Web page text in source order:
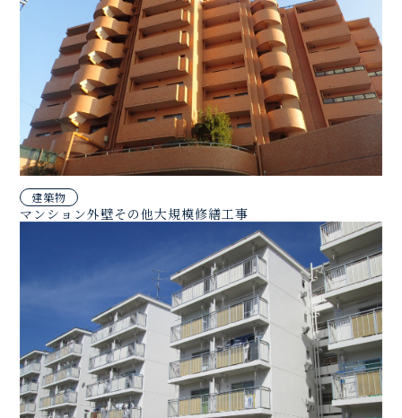
建築物
マンション外壁その他大規模修繕工事